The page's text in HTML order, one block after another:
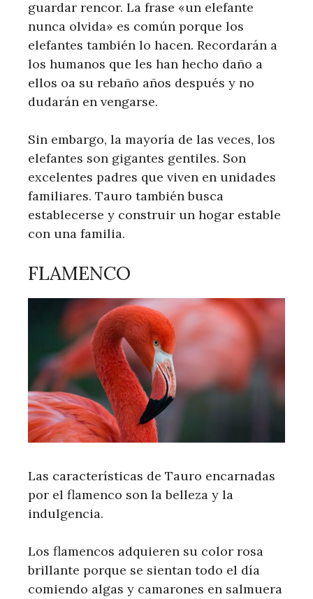
guardar rencor. La frase «un elefante
nunca olvida» es común porque los
elefantes también lo hacen. Recordarán a
los humanos que les han hecho daño a
ellos oa su rebaño años después y no
dudarán en vengarse.
Sin embargo, la mayoría de las veces, los
elefantes son gigantes gentiles. Son
excelentes padres que viven en unidades
familiares. Tauro también busca
establecerse y construir un hogar estable
con una familia.
FLAMENCO
Las características de Tauro encarnadas
por el flamenco son la belleza y la
indulgencia.
Los flamencos adquieren su color rosa
brillante porque se sientan todo el día
comiendo algas y camarones en salmuera